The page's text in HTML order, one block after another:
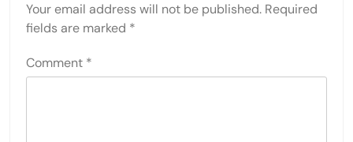
Your email address will not be published. Required
fields are marked *
Comment *